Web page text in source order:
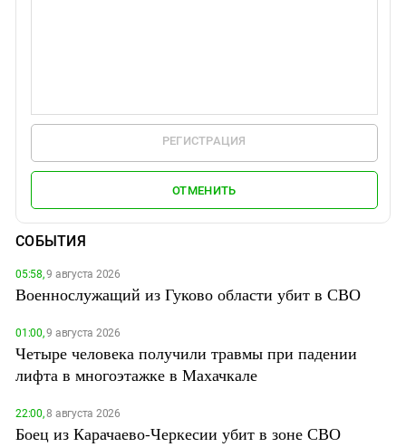
РЕГИСТРАЦИЯ
ОТМЕНИТЬ
СОБЫТИЯ
05:58,9 августа 2026
Военнослужащий из Гуково области убит в СВО
01:00,9 августа 2026
Четыре человека получили травмы при падении
лифта в многоэтажке в Махачкале
22:00,8 августа 2026
Боец из Карачаево-Черкесии убит в зоне СВО